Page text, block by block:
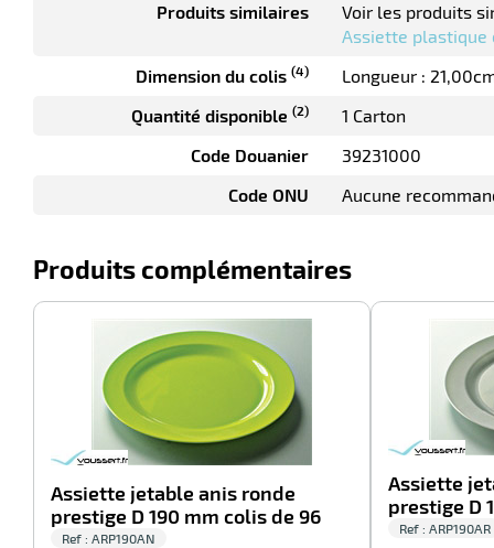
Produits similaires
Voir les produits
Assiette plastique
Dimension du colis (4) Longueur :
Quantité disponible (2)
1 Carton
Code Douanier
39231000
Code ONU
Aucune
Produits complémentaires
Assiette jetable anis ronde
prestige D 190 mm colis de 96
Ref : ARP190AN
Assiette
prestige D
Ref : ARP190AR